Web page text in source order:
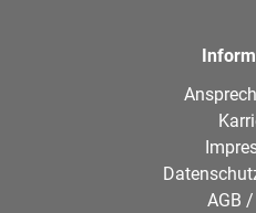
AGB /